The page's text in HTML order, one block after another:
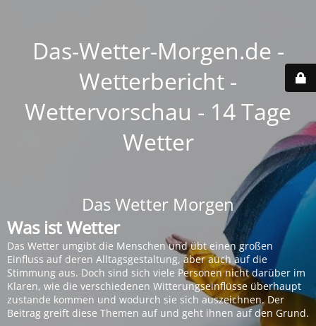
Das-Wetter-Morgen.de -
Wetterbericht -
Wettervorschau - 14 Tage
Wetter
Das Wetter Morgen
Was ist Wetter
Das Wetter umgibt die Menschen und übt einen großen
Einfluss auf deren Alltagsgestaltung, aber auch auf die
Stimmung aus. Doch sind sich viele Personen nicht darüber im
Klaren, wie die verschiedenen Witterungseinflüsse überhaupt
zustande kommen und wodurch sie sich auszeichnen. Der
Beitrag greift diese Themen auf und geht ihnen auf den Grund.